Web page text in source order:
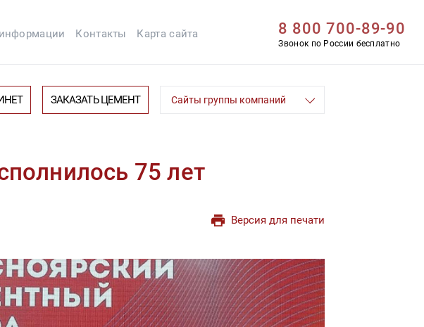
Контакты Карта сайта 8 800 700-89-90
Звонок по России бесплатно
ЗАКАЗАТЬ ЦЕМЕНТ Сайты группы компаний
75 лет
Версия для печати